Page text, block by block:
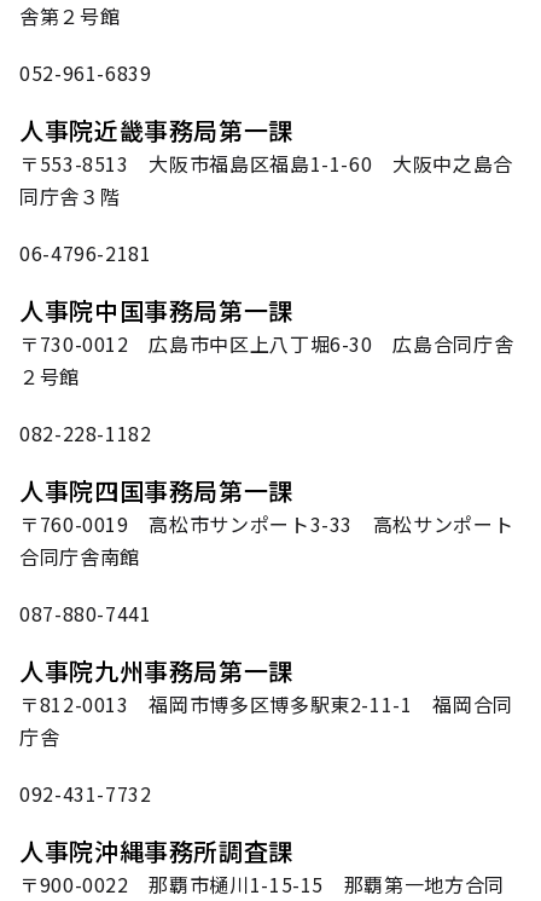
舎第２号館
052-961-6839
人事院近畿事務局第一課
〒553-8513 大阪市福島区福島1-1-60 大阪中之島合
同庁舎３階
06-4796-2181
人事院中国事務局第一課
〒730-0012 広島市中区上八丁堀6-30 広島合同庁舎
２号館
082-228-1182
人事院四国事務局第一課
〒760-0019 高松市サンポート3-33 高松サンポート
合同庁舎南館
087-880-7441
人事院九州事務局第一課
〒812-0013 福岡市博多区博多駅東2-11-1 福岡合同
庁舎
092-431-7732
人事院沖縄事務所調査課
〒900-0022 那覇市樋川1-15-15 那覇第一地方合同